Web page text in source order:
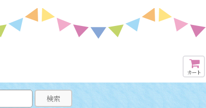
カート
検索